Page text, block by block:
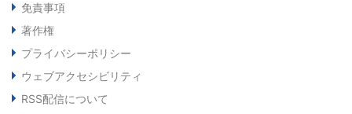
免責事項
著作権
プライバシーポリシー
ウェブアクセシビリティ
RSS配信について